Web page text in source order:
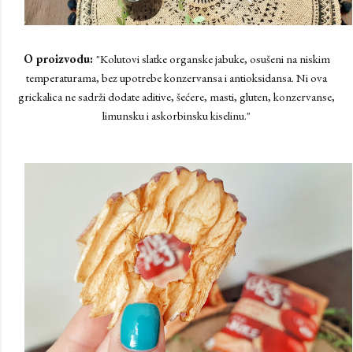
O proizvodu: "Kolutovi slatke organske jabuke, osušeni na niskim
temperaturama, bez upotrebe konzervansa i antioksidansa. Ni ova
grickalica ne sadrži dodate aditive, šećere, masti, gluten, konzervanse,
limunsku i askorbinsku kiselinu."